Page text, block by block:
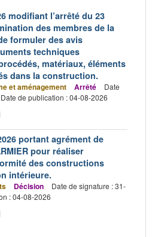
modifiant l’arrêté du 23
des membres de la
formuler des avis
techniques
matériaux, éléments
dans la construction.
et aménagement Arrêté
Date
Date de publication : 04-08-2026
portant agrément de
pour réaliser
des constructions
intérieure.
Décision
Date de signature : 31-
: 04-08-2026